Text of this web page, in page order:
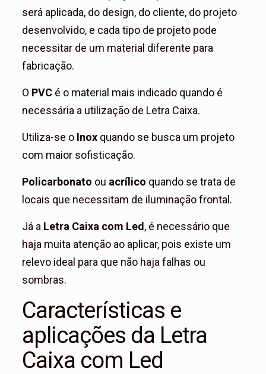
será aplicada, do design, do cliente, do projeto
desenvolvido, e cada tipo de projeto pode
necessitar de um material diferente para
fabricação.
O PVCé o material mais indicado quando é
necessária a utilização de Letra Caixa.
Utiliza-se o Inoxquando se busca um projeto
com maior sofisticação.
Policarbonato ou acrílico quando se trata de
locais que necessitam de iluminação frontal.
Já a Letra Caixa com Led, é necessário que
haja muita atenção ao aplicar, pois existe um
relevo ideal para que não haja falhas ou
sombras.
Características e
aplicações da Letra
Caixa com Led